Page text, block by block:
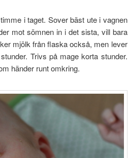
i taget. Sover bäst ute i vagnen
mot sömnen in i det sista, vill bara
mjölk från flaska också, men lever
Trivs på mage korta stunder.
händer runt omkring.